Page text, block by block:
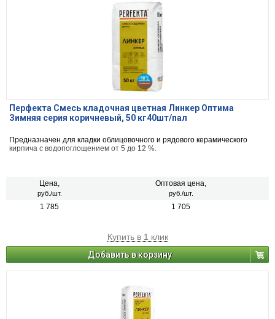
Перфекта Смесь кладочная цветная Линкер Оптима
Зимняя серия коричневый, 50 кг40шт/пал
Предназначен для кладки облицовочного и рядового керамического
кирпича с водопоглощением от 5 до 12 %.
Цена,
руб./шт.
Оптовая цена,
руб./шт.
1 785 1 705
Купить в 1 клик
Добавить в корзину